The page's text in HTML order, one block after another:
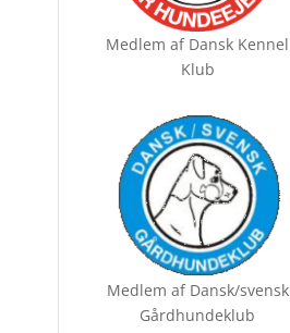
Medlem af Dansk Kennel
Klub
Medlem af Dansk/svensk
Gårdhundeklub